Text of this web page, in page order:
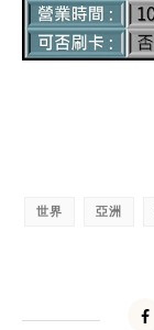
世界 亞洲